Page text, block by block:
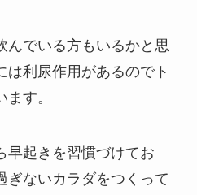
んでいる方もいるかと思
は利尿作用があるのでト
す。
早起きを習慣づけてお
ぎないカラダをつくって